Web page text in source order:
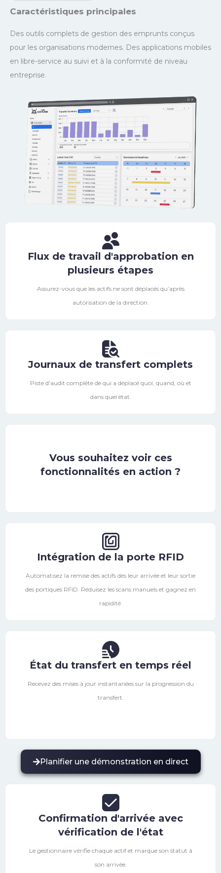
Caractéristiques principales
Des outils complets de gestion des emprunts conçus
pour les organisations modernes. Des applications mobiles
en libre-service au suivi et à la conformité de niveau
entreprise.
Flux de travail d'approbation en
plusieurs étapes
Assurez-vous que les actifs ne sont déplacés qu’après
autorisation de la direction.
Journaux de transfert complets
Piste d'audit complète de qui a déplacé quoi, quand, où et
dans quel état.
Vous souhaitez voir ces
fonctionnalités en action ?
Intégration de la porte RFID
Automatisez la remise des actifs dès leur arrivée et leur sortie
des portiques RFID. Réduisez les scans manuels et gagnez en
rapidité.
État du transfert en temps réel
Recevez des mises à jour instantanées sur la progression du
transfert.
Planifier une démonstration en direct
Confirmation d'arrivée avec
vérification de l'état
Le gestionnaire vérifie chaque actif et marque son statut à
son arrivée.